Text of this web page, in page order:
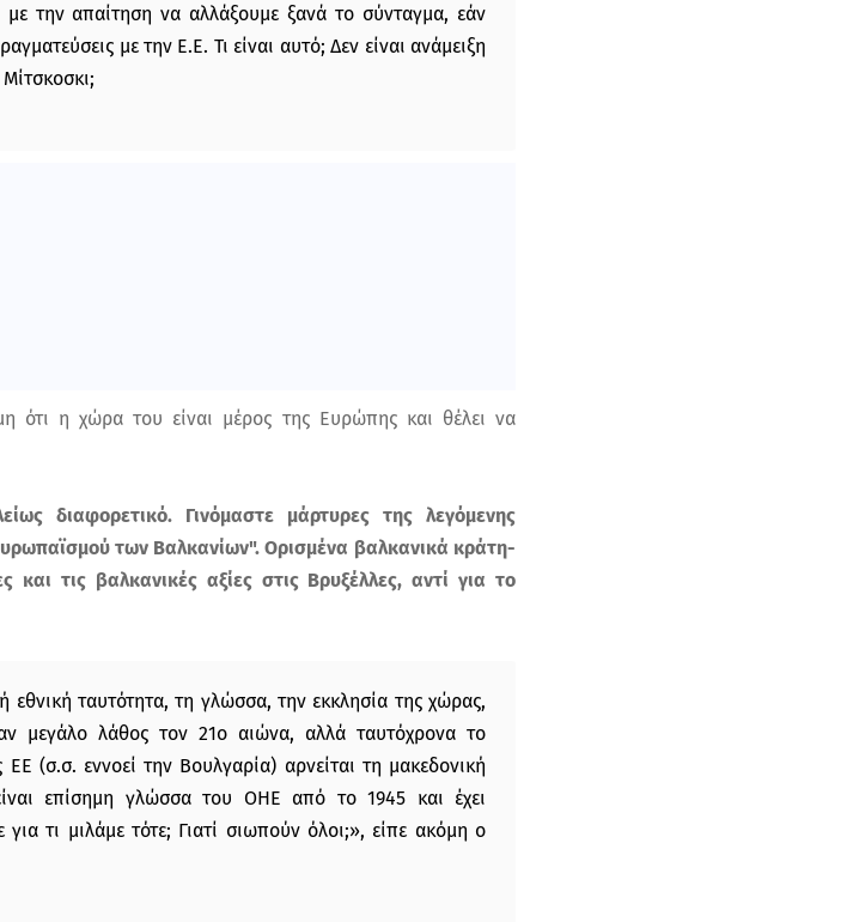
την απαίτηση να αλλάξουμε ξανά το σύνταγμα, εάν
με την Ε.Ε. Τι είναι αυτό; Δεν είναι ανάμειξη
η χώρα του είναι μέρος της Ευρώπης και θέλει να
διαφορετικό. Γινόμαστε μάρτυρες της λεγόμενης
των Βαλκανίων". Ορισμένα βαλκανικά κράτη-
τις βαλκανικές αξίες στις Βρυξέλλες, αντί για το
εθνική ταυτότητα, τη γλώσσα, την εκκλησία της χώρας,
μεγάλο λάθος τον 21ο αιώνα, αλλά ταυτόχρονα το
(σ.σ. εννοεί την Βουλγαρία) αρνείται τη μακεδονική
επίσημη γλώσσα του ΟΗΕ από το 1945 και έχει
τι μιλάμε τότε; Γιατί σιωπούν όλοι;», είπε ακόμη ο